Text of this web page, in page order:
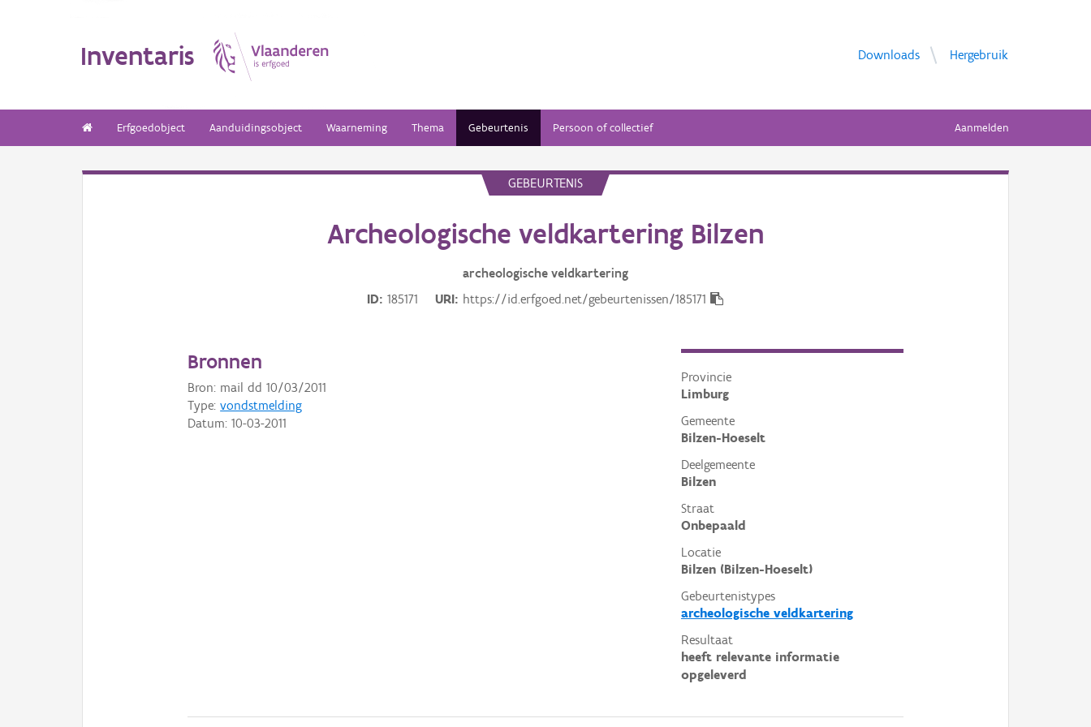
Inventaris Downloads Hergebruik
Erfgoedobject Aanduidingsobject Waarneming Thema Gebeurtenis Persoon of collectief Aanmelden
GEBEURTENIS
Archeologische veldkartering Bilzen
archeologische veldkartering
ID
185171 URI https://id.erfgoed.net/gebeurtenissen/185171
Provincie
Limburg
Gemeente
Bilzen-Hoeselt
Deelgemeente
Bilzen
Straat
Onbepaald
Locatie
Bilzen (Bilzen-Hoeselt)
Gebeurtenistypes
archeologische veldkartering
Resultaat
heeft relevante informatie
opgeleverd
Bronnen
Bron: mail dd 10/03/2011
Type:vondstmelding
Datum:10-03-2011